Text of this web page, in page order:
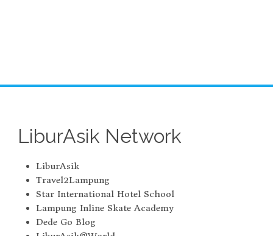
LiburAsik Network
LiburAsik
Travel2Lampung
Star International Hotel School
Lampung Inline Skate Academy
Dede Go Blog